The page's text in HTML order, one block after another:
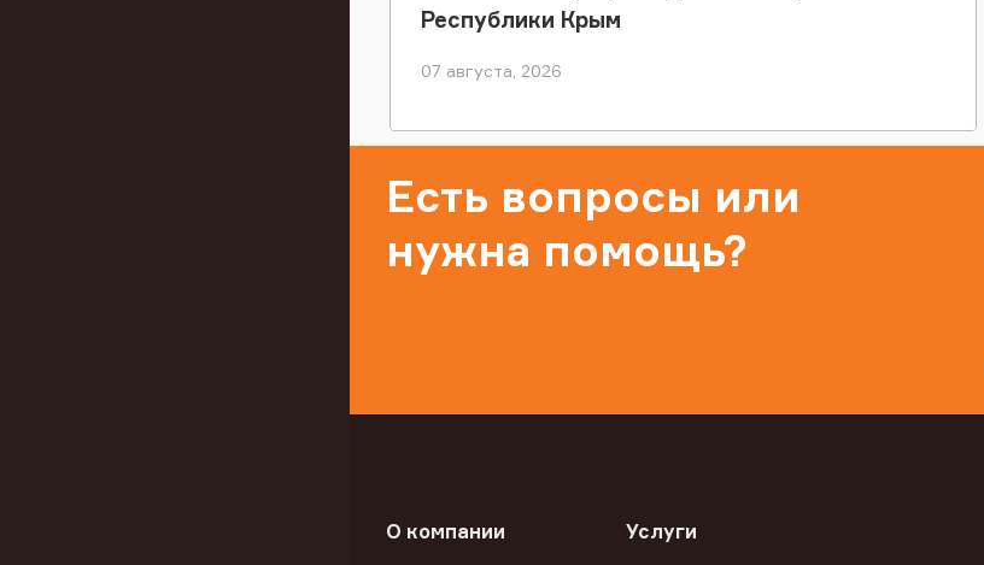
Республики Крым
07 августа, 2026
Есть вопросы или
нужна помощь?
О компании Услуги